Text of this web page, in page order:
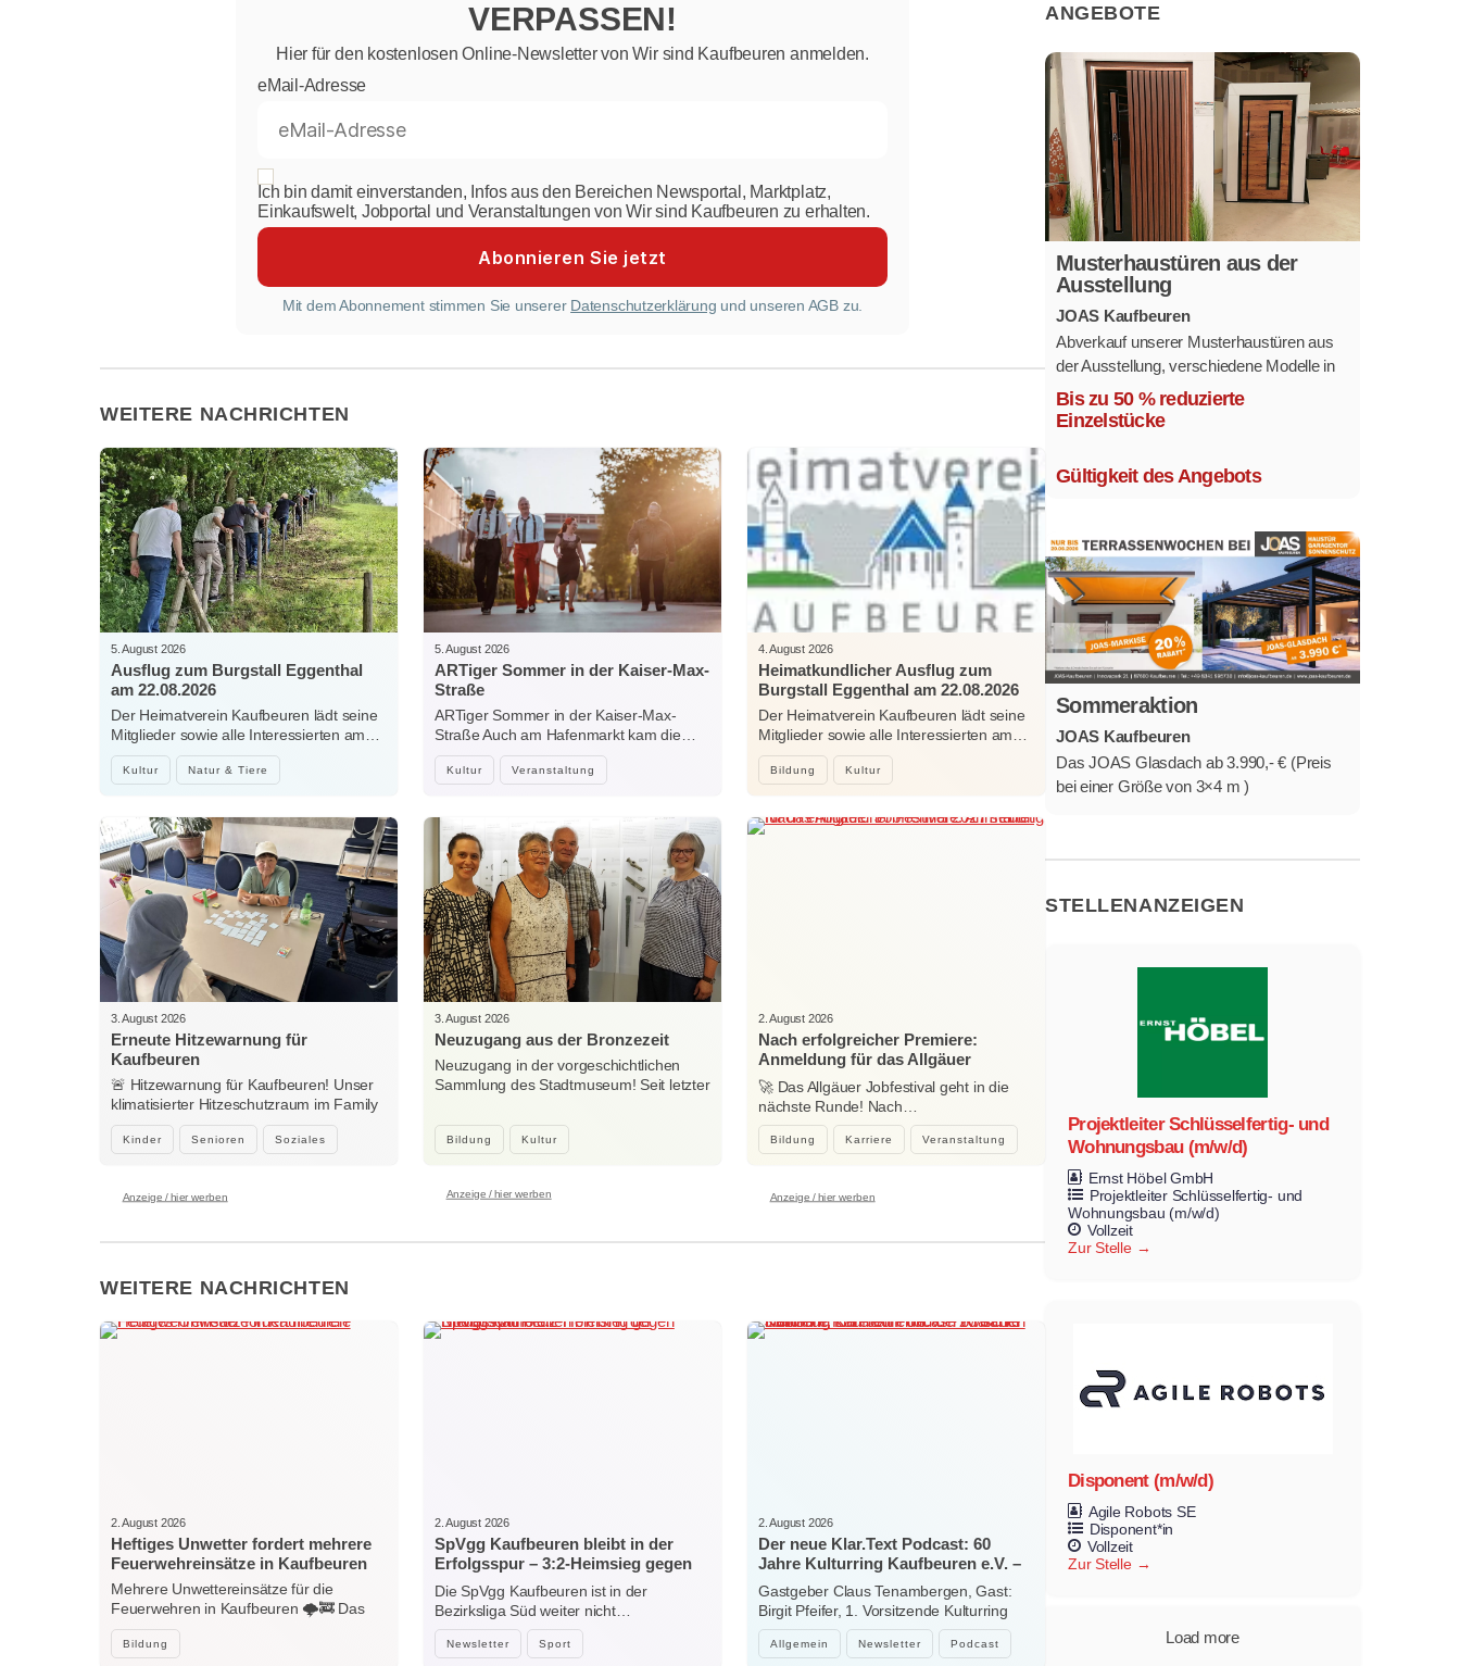
VERPASSEN!
Hier für den kostenlosen Online-Newsletter von Wir sind Kaufbeuren anmelden.
eMail-Adresse
Ich bin damit einverstanden, Infos aus den Bereichen Newsportal, Marktplatz,
Einkaufswelt, Jobportal und Veranstaltungen von Wir sind Kaufbeuren zu erhalten.
Mit dem Abonnement stimmen Sie unserer Datenschutzerklärung und unseren AGB zu.
WEITERE NACHRICHTEN
Kultur Natur & Tiere
5. August 2026
Ausflug zum Burgstall Eggenthal
am 22.08.2026
Der Heimatverein Kaufbeuren lädt seine
Mitglieder sowie alle Interessierten am…
Kultur Veranstaltung
5. August 2026
ARTiger Sommer in der Kaiser-Max-
Straße
ARTiger Sommer in der Kaiser-Max-
Straße Auch am Hafenmarkt kam die…
Bildung Kultur
4. August 2026
Heimatkundlicher Ausflug zum
Burgstall Eggenthal am 22.08.2026
Der Heimatverein Kaufbeuren lädt seine
Mitglieder sowie alle Interessierten am…
Kinder Senioren Soziales
3. August 2026
Erneute Hitzewarnung für
Kaufbeuren
🚨 Hitzewarnung für Kaufbeuren! Unser
klimatisierter Hitzeschutzraum im Family
Center…
Bildung Kultur
3. August 2026
Neuzugang aus der Bronzezeit
Neuzugang in der vorgeschichtlichen
Sammlung des Stadtmuseum! Seit letzter
Bildung Karriere Veranstaltung
2. August 2026
Nach erfolgreicher Premiere:
Anmeldung für das Allgäuer
Jobfestival 2027 startet
🚀 Das Allgäuer Jobfestival geht in die
nächste Runde! Nach…
Anzeige / hier werben Anzeige / hier werben Anzeige / hier werben
WEITERE NACHRICHTEN
Bildung
2. August 2026
Heftiges Unwetter fordert mehrere
Feuerwehreinsätze in Kaufbeuren
Mehrere Unwettereinsätze für die
Feuerwehren in Kaufbeuren 🌩️🚒 Das
heftige…
Newsletter Sport
2. August 2026
SpVgg Kaufbeuren bleibt in der
Erfolgsspur – 3:2-Heimsieg gegen
Niedersonthofen
Die SpVgg Kaufbeuren ist in der
Bezirksliga Süd weiter nicht…
Allgemein Newsletter Podcast
2. August 2026
Der neue Klar.Text Podcast: 60
Jahre Kulturring Kaufbeuren e.V. –
zwischen Jubiläum, Ehrenamt und
der Kraft der Kultur
Gastgeber Claus Tenambergen, Gast:
Birgit Pfeifer, 1. Vorsitzende Kulturring
Kaufbeuren…
ANGEBOTE
Musterhaustüren aus der
Ausstellung
JOAS Kaufbeuren
Abverkauf unserer Musterhaustüren aus
der Ausstellung, verschiedene Modelle in
mehreren Farben und
Ausstattungsvarianten.
Bis zu 50 % reduzierte
Einzelstücke
Gültigkeit des Angebots
Sommeraktion
JOAS Kaufbeuren
Das JOAS Glasdach ab 3.990,- € (Preis
bei einer Größe von 3×4 m )
STELLENANZEIGEN
Projektleiter Schlüsselfertig- und
Wohnungsbau (m/w/d)
Ernst Höbel GmbH
Projektleiter Schlüsselfertig- und
Wohnungsbau (m/w/d)
Vollzeit
Zur Stelle
Disponent (m/w/d)
Agile Robots SE
Disponent*in
Vollzeit
Zur Stelle
Load more